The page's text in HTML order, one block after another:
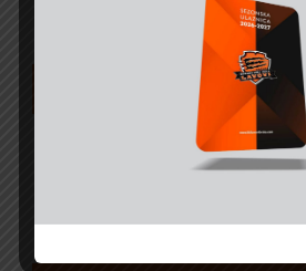
NAJAVE I REZULTATI
SVE UTAKMICE